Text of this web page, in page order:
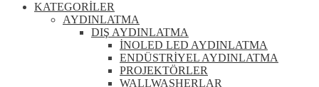
KATEGORİLER
AYDINLATMA
DIŞ AYDINLATMA
İNOLED LED AYDINLATMA
ENDÜSTRİYEL AYDINLATMA
PROJEKTÖRLER
WALLWASHERLAR